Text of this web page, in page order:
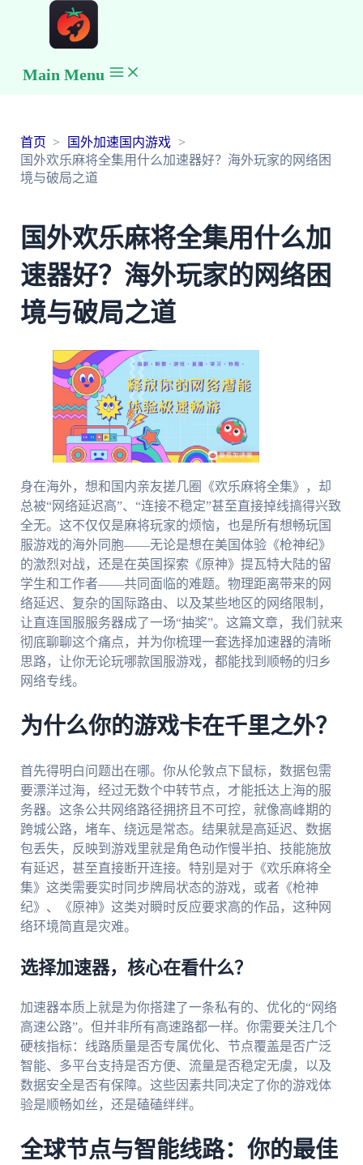
Main Menu
首页
国外加速国内游戏
国外欢乐麻将全集用什么加速器好？海外玩家的网络困
境与破局之道
国外欢乐麻将全集用什么加
速器好？海外玩家的网络困
境与破局之道
身在海外，想和国内亲友搓几圈《欢乐麻将全集》，却
总被“网络延迟高”、“连接不稳定”甚至直接掉线搞得兴致
全无。这不仅仅是麻将玩家的烦恼，也是所有想畅玩国
服游戏的海外同胞——无论是想在美国体验《枪神纪》
的激烈对战，还是在英国探索《原神》提瓦特大陆的留
学生和工作者——共同面临的难题。物理距离带来的网
络延迟、复杂的国际路由、以及某些地区的网络限制，
让直连国服服务器成了一场“抽奖”。这篇文章，我们就来
彻底聊聊这个痛点，并为你梳理一套选择加速器的清晰
思路，让你无论玩哪款国服游戏，都能找到顺畅的归乡
网络专线。
为什么你的游戏卡在千里之外？
首先得明白问题出在哪。你从伦敦点下鼠标，数据包需
要漂洋过海，经过无数个中转节点，才能抵达上海的服
务器。这条公共网络路径拥挤且不可控，就像高峰期的
跨城公路，堵车、绕远是常态。结果就是高延迟、数据
包丢失，反映到游戏里就是角色动作慢半拍、技能施放
有延迟，甚至直接断开连接。特别是对于《欢乐麻将全
集》这类需要实时同步牌局状态的游戏，或者《枪神
纪》、《原神》这类对瞬时反应要求高的作品，这种网
络环境简直是灾难。
选择加速器，核心在看什么？
加速器本质上就是为你搭建了一条私有的、优化的“网络
高速公路”。但并非所有高速路都一样。你需要关注几个
硬核指标：线路质量是否专属优化、节点覆盖是否广泛
智能、多平台支持是否方便、流量是否稳定无虞，以及
数据安全是否有保障。这些因素共同决定了你的游戏体
验是顺畅如丝，还是磕磕绊绊。
全球节点与智能线路：你的最佳